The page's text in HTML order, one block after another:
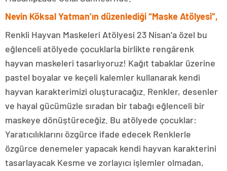
Nevin Köksal Yatman’ın düzenlediği “Maske Atölyesi”,
Renkli Hayvan Maskeleri Atölyesi 23 Nisan’a özel bu
eğlenceli atölyede çocuklarla birlikte rengârenk
hayvan maskeleri tasarlıyoruz! Kağıt tabaklar üzerine
pastel boyalar ve keçeli kalemler kullanarak kendi
hayvan karakterimizi oluşturacağız. Renkler, desenler
ve hayal gücümüzle sıradan bir tabağı eğlenceli bir
maskeye dönüştüreceğiz. Bu atölyede çocuklar:
Yaratıcılıklarını özgürce ifade edecek Renklerle
özgürce denemeler yapacak kendi hayvan karakterini
tasarlayacak Kesme ve zorlayıcı işlemler olmadan,